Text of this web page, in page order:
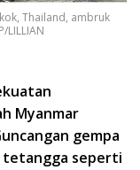
Thailand, ambruk
LILLIAN
Myanmar
gempa
tetangga seperti